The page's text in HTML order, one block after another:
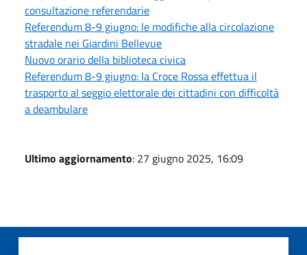
consultazione referendarie
Referendum 8-9 giugno: le modifiche alla circolazione
stradale nei Giardini Bellevue
Nuovo orario della biblioteca civica
Referendum 8-9 giugno: la Croce Rossa effettua il
trasporto al seggio elettorale dei cittadini con difficoltà
a deambulare
Ultimo aggiornamento: 27 giugno 2025, 16:09